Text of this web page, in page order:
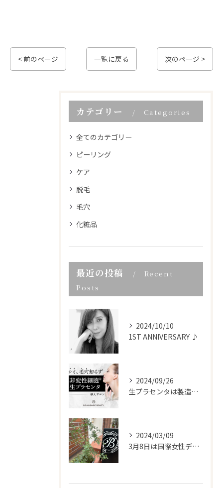
< 前のページ 一覧に戻る 次のページ >
カテゴリー Categories
全てのカテゴリー
ピーリング
ケア
脱毛
毛穴
化粧品
最近の投稿
Recent
Posts
2024/10/10
1ST ANNIVERSARY ♪
2024/09/26
生プラセンタは製造工程からこだわり
2024/03/09
3月8日は国際女性デー。